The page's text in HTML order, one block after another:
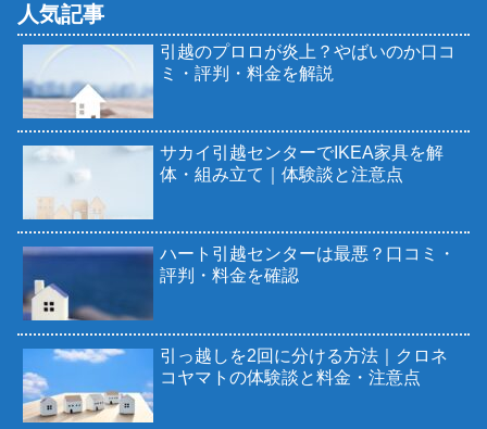
人気記事
引越のプロロが炎上？やばいのか口コ
ミ・評判・料金を解説
サカイ引越センターでIKEA家具を解
体・組み立て｜体験談と注意点
ハート引越センターは最悪？口コミ・
評判・料金を確認
引っ越しを2回に分ける方法｜クロネ
コヤマトの体験談と料金・注意点